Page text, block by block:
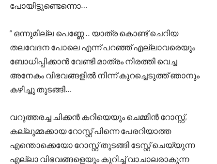
പോയിട്ടുണ്ടെന്നൊ…
” ഒന്നുമില്ല പെണ്ണേ .. യാത്ര കൊണ്ട് ചെറിയ
തലവേദന പോലെ എന്ന് പറഞ്ഞ് എല്ലാവരെയും
ബോധിപ്പിക്കാൻ വേണ്ടി മാത്രം നിരത്തി വെച്ച
അനേകം വിഭവങ്ങളിൽ നിന്ന് കുറച്ചെടുത്ത് ഞാനും
കഴിച്ചു തുടങ്ങി…
വറുത്തരച്ച ചിക്കൻ കറിയെയും ചെമ്മീൻ റോസ്റ്റ്,
കല്ലുമ്മക്കായ റോസ്റ്റ് പിന്നെ പേരറിയാത്ത
എന്തൊക്കെയോ റോസ്റ്റ് തുടങ്ങി ടേസ്റ്റ് ചെയ്യുന്ന
എല്ലാ വിഭവങ്ങളെയും കുറിച്ച് വാചാലരാകുന്ന